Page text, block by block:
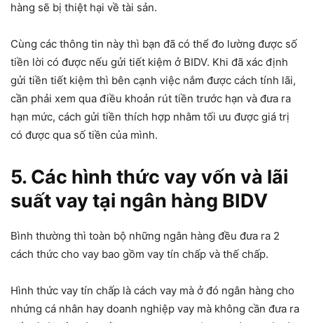
hàng sẽ bị thiệt hại về tài sản.
Cùng các thông tin này thì bạn đã có thể đo lường được số
tiền lời có được nếu gửi tiết kiệm ở BIDV. Khi đã xác định
gửi tiền tiết kiệm thì bên cạnh việc nắm được cách tính lãi,
cần phải xem qua điều khoản rút tiền trước hạn và đưa ra
hạn mức, cách gửi tiền thích hợp nhằm tối ưu được giá trị
có được qua số tiền của mình.
5. Các hình thức vay vốn và lãi
suất vay tại ngân hàng BIDV
Bình thường thì toàn bộ những ngân hàng đều đưa ra 2
cách thức cho vay bao gồm vay tín chấp và thế chấp.
Hình thức vay tín chấp là cách vay mà ở đó ngân hàng cho
nhứng cá nhân hay doanh nghiệp vay mà không cần đưa ra